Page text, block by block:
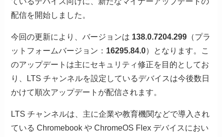
配信を開始しました。
今回の更新により、バージョンは 138.0.7204.299 （プラ
ットフォームバージョン： 16295.84.0）となります。こ
のアップデートは主にセキュリティ修正を目的としてお
り、LTS チャンネルを設定しているデバイスは今後数日
かけて順次アップデートが配信されます。
LTS チャンネルは、主に企業や教育機関などで導入され
ている Chromebook や ChromeOS Flex デバイスにおい